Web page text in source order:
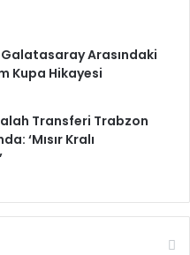
Arasındaki
Kupa Hikayesi
Transferi Trabzon
‘Mısır Kralı